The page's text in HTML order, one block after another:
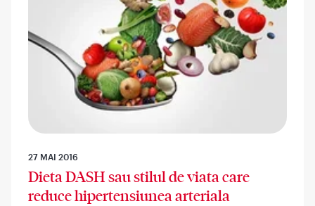
27 MAI 2016
Dieta DASH sau stilul de viata care
reduce hipertensiunea arteriala